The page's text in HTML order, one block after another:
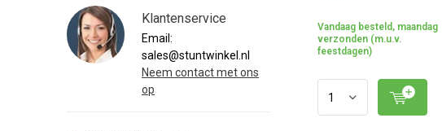
Vandaag besteld, maandag
verzonden (m.u.v.
feestdagen)
Klantenservice
Email:
sales@stuntwinkel.nl
Neem contact met ons
op